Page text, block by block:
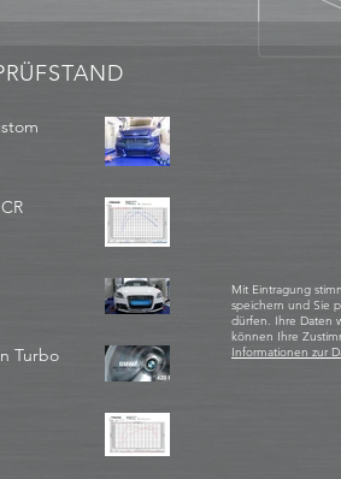
Turbo
Mit Eintragung
speichern und Sie
dürfen. Ihre Daten
können Ihre
Informationen zur